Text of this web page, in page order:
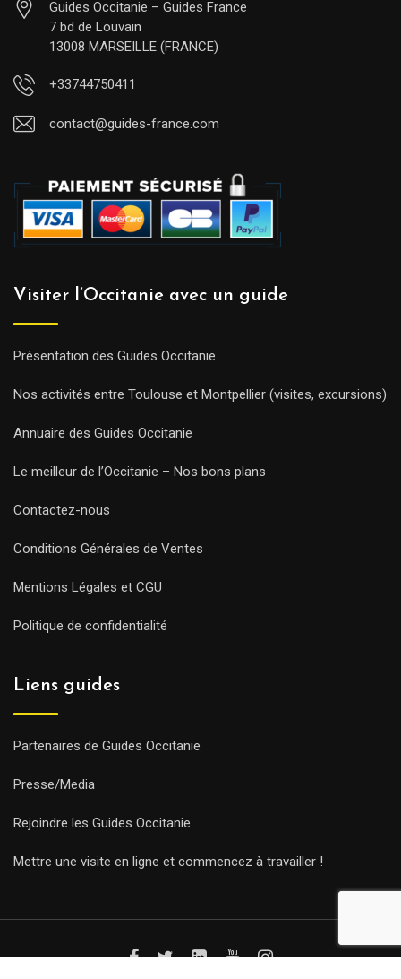
Guides Occitanie – Guides France
7 bd de Louvain
13008 MARSEILLE (FRANCE)
+33744750411
contact@guides-france.com
Visiter l’Occitanie avec un guide
Présentation des Guides Occitanie
Nos activités entre Toulouse et Montpellier (visites, excursions)
Annuaire des Guides Occitanie
Le meilleur de l’Occitanie – Nos bons plans
Contactez-nous
Conditions Générales de Ventes
Mentions Légales et CGU
Politique de confidentialité
Liens guides
Partenaires de Guides Occitanie
Presse/Media
Rejoindre les Guides Occitanie
Mettre une visite en ligne et commencez à travailler !